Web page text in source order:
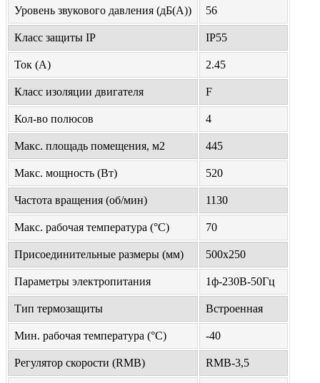
Уровень звукового давления (дБ(А)) 56
Класс защиты IP IP55
Ток (А) 2.45
Класс изоляции двигателя F
Кол-во полюсов 4
Макс. площадь помещения, м2 445
Макс. мощность (Вт) 520
Частота вращения (об/мин) 1130
Макс. рабочая температура (°С) 70
Присоединительные размеры (мм) 500х250
Параметры электропитания 1ф-230В-50Гц
Тип термозащиты Встроенная
Мин. рабочая температура (°С) -40
Регулятор скорости (RMB) RMB-3,5